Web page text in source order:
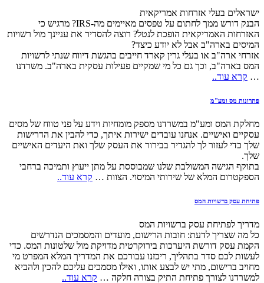
ישראלים בעלי אזרחות אמריקאית
הבנק דורש ממך לחתום על טפסים מאיימים מה-IRS? מרגיש כי
האזרחות האמריקאית הופכת לנטל? רוצה להסדיר את עניינך מול רשויות
המיסים בארה"ב אבל לא יודע כיצד?
אזרחי ארה"ב או בעלי גרין קארד חייבים בהגשת דיווח שנתי לרשויות
המס בארה"ב, וכך גם כל מי שמקיים פעילות עסקית בארה"ב. משרדנו
… קרא עוד..
פתרונות מס ומע"מ
מחלקת המס ומע"מ במשרדנו מספק מומחיות וידע על פני טווח של מסים
עסקיים ואישיים. אנחנו עובדים ישירות איתך, כדי להבין את הדרישות
שלך כדי לעזור לך להגדיר בבירור את העסק שלך ואת היעדים האישיים
שלך.
בתוקף הגישה המשולבת שלנו שמבוססת על מתן ייעוץ ותמיכה ברחבי
הספקטרום המלא של שירותי המיסוי. הצוות … קרא עוד..
פתיחת עסק ברשויות המס
מדריך לפתיחת עסק ברשויות המס
כל מה שצריך לדעת: חובות הרישום, מועדים והמסמכים הנדרשים
הקמת עסק דורשת היערכות בירוקרטית מדויקת מול שלטונות המס. כדי
לעשות לכם סדר בתהליך, ריכזנו עבורכם את המדריך המלא המפרט מי
מחויב ברישום, מתי יש לבצע אותו, ואילו מסמכים עליכם להכין ולהביא
למשרדנו לצורך פתיחת התיק בצורה חלקה … קרא עוד..